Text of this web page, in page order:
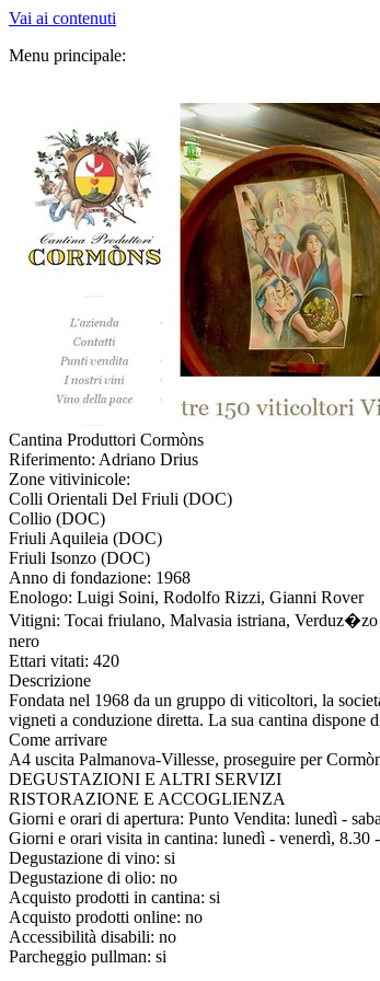
Vai ai contenuti
Menu principale:
Cantina Produttori Cormòns
Riferimento: Adriano Drius
Zone vitivinicole:
Colli Orientali Del Friuli (DOC)
Collio (DOC)
Friuli Aquileia (DOC)
Friuli Isonzo (DOC)
Anno di fondazione: 1968
Enologo: Luigi Soini, Rodolfo Rizzi, Gianni Rover
Vitigni: Tocai friulano, Malvasia istriana,
nero
Ettari vitati: 420
Descrizione
Fondata nel 1968 da un gruppo di viticoltori, la
vigneti a conduzione diretta. La sua cantina dispone
Come arrivare
A4 uscita Palmanova-Villesse, proseguire per
DEGUSTAZIONI E ALTRI SERVIZI
RISTORAZIONE E ACCOGLIENZA
Giorni e orari di apertura: Punto Vendita: lunedì -
Giorni e orari visita in cantina: lunedì - venerdì, 8.30
Degustazione di vino: si
Degustazione di olio: no
Acquisto prodotti in cantina: si
Acquisto prodotti online: no
Accessibilità disabili: no
Parcheggio pullman: si